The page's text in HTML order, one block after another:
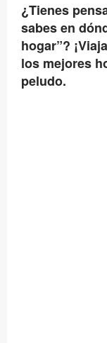
¿Tienes
sabes en
hogar”?
los mejores
peludo.